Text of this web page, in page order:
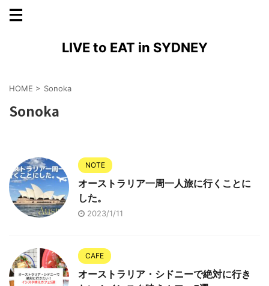
LIVE to EAT in SYDNEY
HOME > Sonoka
Sonoka
NOTE
オーストラリア一周一人旅に行くことに
した。
2023/1/11
CAFE
オーストラリア・シドニーで絶対に行き